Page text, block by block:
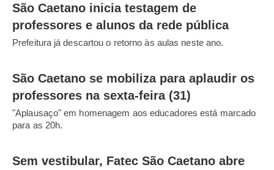
São Caetano inicia testagem de
professores e alunos da rede pública
Prefeitura já descartou o retorno às aulas neste ano.
São Caetano se mobiliza para aplaudir os
professores na sexta-feira (31)
"Aplausaço" em homenagem aos educadores está marcado
para as 20h.
Sem vestibular, Fatec São Caetano abre